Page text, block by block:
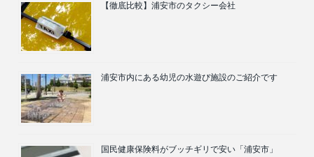
【徹底比較】浦安市のタクシー会社
浦安市内にある幼児の水遊び施設のご紹介です
国民健康保険料がブッチギリで安い「浦安市」